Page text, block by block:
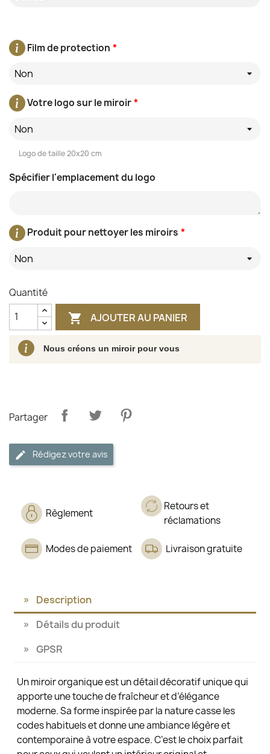
*
Film de protection
Non
*
Votre logo sur le miroir
Non
Logo de taille 20x20 cm
Spécifier l'emplacement du logo
*
Produit pour nettoyer les miroirs
Non
Quantité
 AJOUTER AU PANIER
Nous créons un miroir pour vous
Partager
Rédigez votre avis
Règlement
Retours et
réclamations
Modes de paiement Livraison gratuite
Description
Détails du produit
GPSR
Un miroir organique est un détail décoratif unique qui
apporte une touche de fraîcheur et d’élégance
moderne. Sa forme inspirée par la nature casse les
codes habituels et donne une ambiance légère et
contemporaine à votre espace. C’est le choix parfait